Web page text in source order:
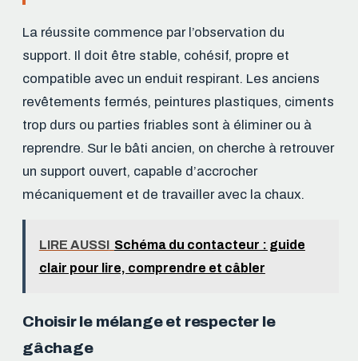
La réussite commence par l’observation du
support. Il doit être stable, cohésif, propre et
compatible avec un enduit respirant. Les anciens
revêtements fermés, peintures plastiques, ciments
trop durs ou parties friables sont à éliminer ou à
reprendre. Sur le bâti ancien, on cherche à retrouver
un support ouvert, capable d’accrocher
mécaniquement et de travailler avec la chaux.
LIRE AUSSI Schéma du contacteur : guide
clair pour lire, comprendre et câbler
Choisir le mélange et respecter le
gâchage